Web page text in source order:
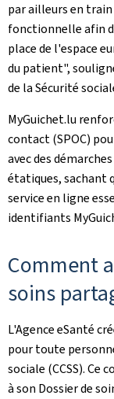
par ailleurs en
fonctionnelle afin
place de l'espace
du patient",
de la Sécurité
MyGuichet.lu
contact(SPOC)
avec des
étatiques, sachant
service en ligne
identifiants
Comment
soins
L'Agence eSanté
pour toute
sociale (CCSS). Ce
à son Dossier de